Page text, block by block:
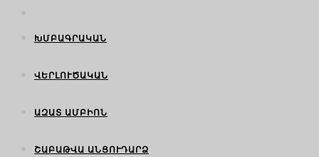
ԽՄԲԱԳՐԱԿԱՆ
ՎԵՐԼՈՒԾԱԿԱՆ
ԱԶԱՏ ԱՄԲԻՈՆ
ՇԱԲԱԹՎԱ ԱՆՑՈՒԴԱՐՁ